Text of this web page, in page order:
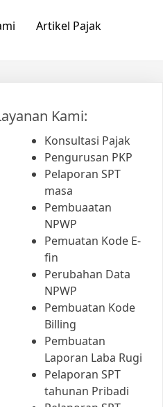
Artikel Pajak
Kami:
Konsultasi Pajak
Pengurusan PKP
Pelaporan SPT
masa
Pembuaatan
NPWP
Pemuatan Kode E-
fin
Perubahan Data
NPWP
Pembuatan Kode
Billing
Pembuatan
Laporan Laba Rugi
Pelaporan SPT
tahunan Pribadi